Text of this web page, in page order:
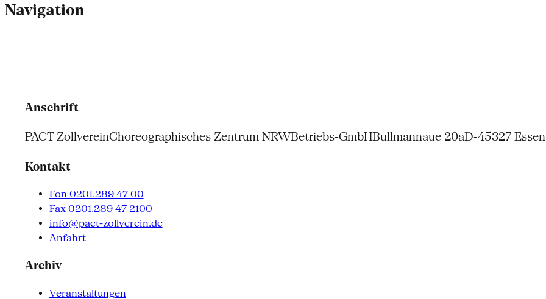
Navigation
Anschrift
PACT ZollvereinChoreographisches Zentrum NRWBetriebs-GmbHBullmannaue 20aD-45327 Essen
Kontakt
Fon 0201.289 47 00
Fax 0201.289 47 2100
info@pact-zollverein.de
Anfahrt
Archiv
Veranstaltungen